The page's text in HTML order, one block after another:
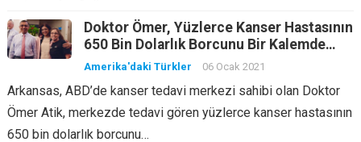
Doktor Ömer, Yüzlerce Kanser Hastasının
650 Bin Dolarlık Borcunu Bir Kalemde
Sildi
Amerika'daki Türkler 06 Ocak 2021
Arkansas, ABD’de kanser tedavi merkezi sahibi olan Doktor
Ömer Atik, merkezde tedavi gören yüzlerce kanser hastasının
650 bin dolarlık borcunu…